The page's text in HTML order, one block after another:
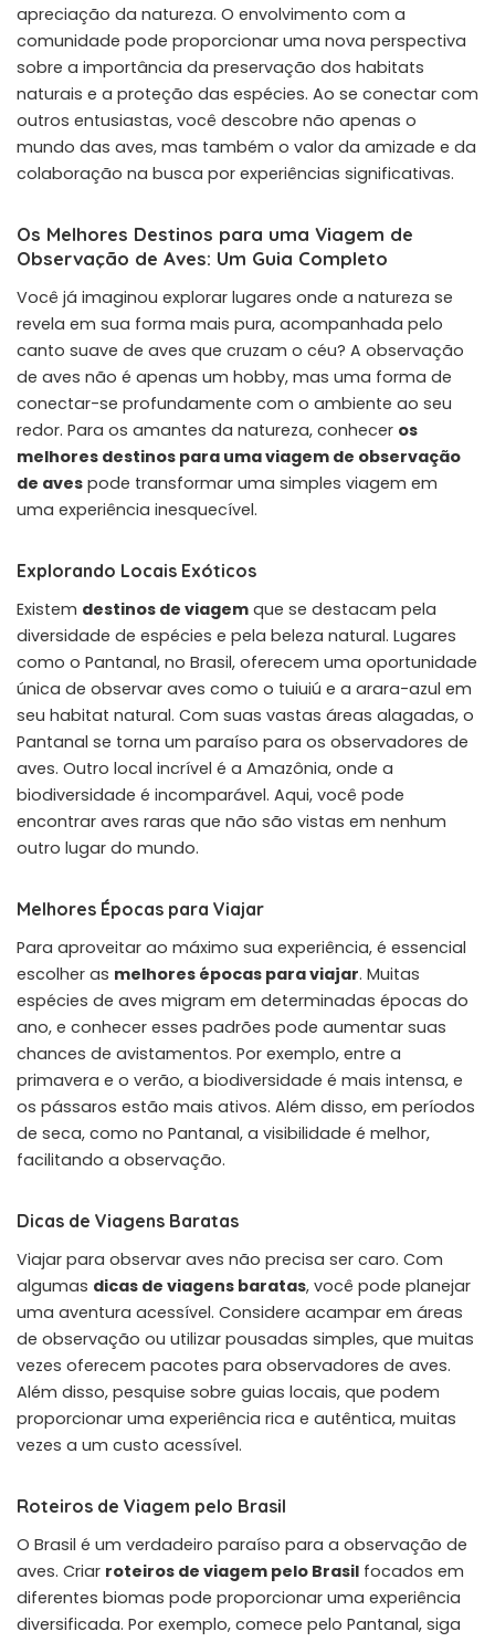
apreciação da natureza. O envolvimento com a
comunidade pode proporcionar uma nova perspectiva
sobre a importância da preservação dos habitats
naturais e a proteção das espécies. Ao se conectar com
outros entusiastas, você descobre não apenas o
mundo das aves, mas também o valor da amizade e da
colaboração na busca por experiências significativas.
Os Melhores Destinos para uma Viagem de
Observação de Aves: Um Guia Completo
Você já imaginou explorar lugares onde a natureza se
revela em sua forma mais pura, acompanhada pelo
canto suave de aves que cruzam o céu? A observação
de aves não é apenas um hobby, mas uma forma de
conectar-se profundamente com o ambiente ao seu
redor. Para os amantes da natureza, conhecer os
melhores destinos para uma viagem de observação
de aves pode transformar uma simples viagem em
uma experiência inesquecível.
Explorando Locais Exóticos
Existem destinos de viagem que se destacam pela
diversidade de espécies e pela beleza natural. Lugares
como o Pantanal, no Brasil, oferecem uma oportunidade
única de observar aves como o tuiuiú e a arara-azul em
seu habitat natural. Com suas vastas áreas alagadas, o
Pantanal se torna um paraíso para os observadores de
aves. Outro local incrível é a Amazônia, onde a
biodiversidade é incomparável. Aqui, você pode
encontrar aves raras que não são vistas em nenhum
outro lugar do mundo.
Melhores Épocas para Viajar
Para aproveitar ao máximo sua experiência, é essencial
escolher as melhores épocas para viajar. Muitas
espécies de aves migram em determinadas épocas do
ano, e conhecer esses padrões pode aumentar suas
chances de avistamentos. Por exemplo, entre a
primavera e o verão, a biodiversidade é mais intensa, e
os pássaros estão mais ativos. Além disso, em períodos
de seca, como no Pantanal, a visibilidade é melhor,
facilitando a observação.
Dicas de Viagens Baratas
Viajar para observar aves não precisa ser caro. Com
algumas dicas de viagens baratas, você pode planejar
uma aventura acessível. Considere acampar em áreas
de observação ou utilizar pousadas simples, que muitas
vezes oferecem pacotes para observadores de aves.
Além disso, pesquise sobre guias locais, que podem
proporcionar uma experiência rica e autêntica, muitas
vezes a um custo acessível.
Roteiros de Viagem pelo Brasil
O Brasil é um verdadeiro paraíso para a observação de
aves. Criar roteiros de viagem pelo Brasil focados em
diferentes biomas pode proporcionar uma experiência
diversificada. Por exemplo, comece pelo Pantanal, siga